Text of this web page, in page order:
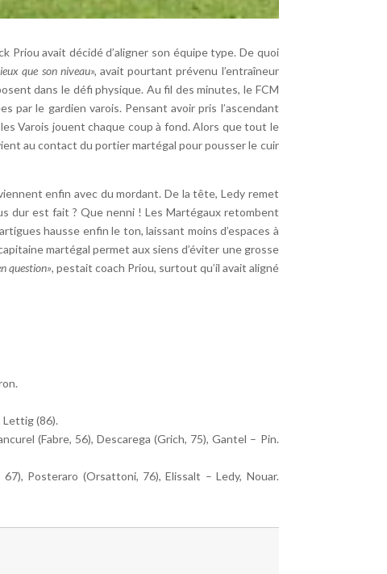
Priou avait décidé d’aligner son équipe type. De quoi
que son niveau», avait pourtant prévenu l’entraîneur
dans le défi physique. Au fil des minutes, le FCM
par le gardien varois. Pensant avoir pris l’ascendant
Varois jouent chaque coup à fond. Alors que tout le
au contact du portier martégal pour pousser le cuir
enfin avec du mordant. De la tête, Ledy remet
dur est fait ? Que nenni ! Les Martégaux retombent
hausse enfin le ton, laissant moins d’espaces à
martégal permet aux siens d’éviter une grosse
question», pestait coach Priou, surtout qu’il avait aligné
Lettig (86).
(Fabre, 56), Descarega (Grich, 75), Gantel – Pin.
Posteraro (Orsattoni, 76), Elissalt – Ledy, Nouar.